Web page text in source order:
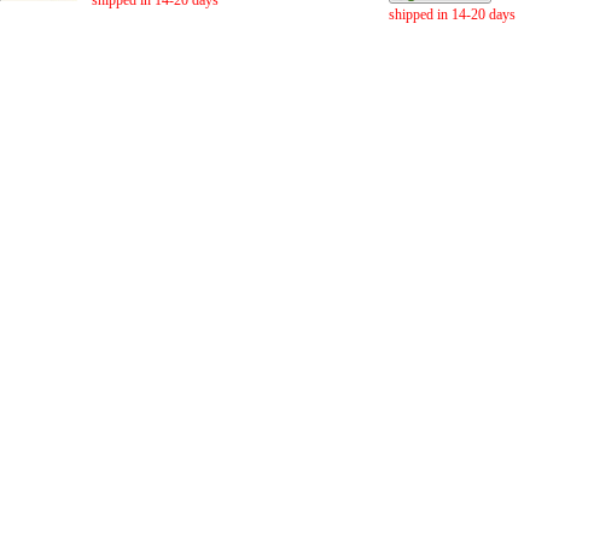
shipped in 14-20 days